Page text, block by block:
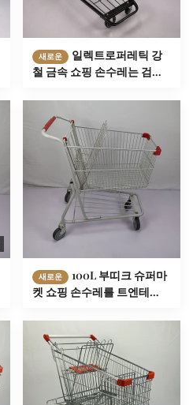
새로운
일렉트로퍼레틱 강
철 금속 쇼핑 손수레는 검은
레를 특화했습니다
새로운
100L 부띠크 슈퍼마
켓 쇼핑 손수레를 트엔테
는 선회합니다